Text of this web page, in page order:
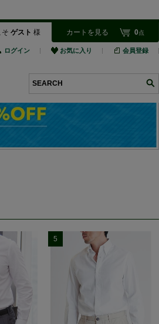
そ ゲスト 様 カートを見る 0点
ログイン お気に入り 会員登録
5